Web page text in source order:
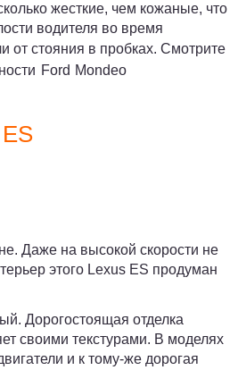
жесткие, чем кожаные, что
водителя во время
от стояния в пробках. Смотрите
Ford Mondeo
Даже на высокой скорости не
этого Lexus ES продуман
Дорогостоящая отделка
своими текстурами. В моделях
и к тому-же дорогая